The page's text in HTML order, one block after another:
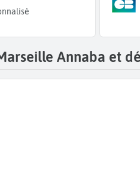
Annaba et